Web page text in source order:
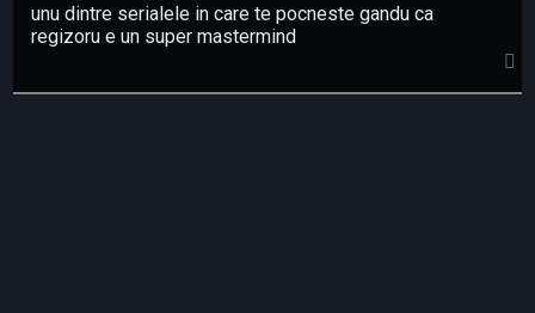
unu dintre serialele in care te pocneste gandu ca
regizoru e un super mastermind